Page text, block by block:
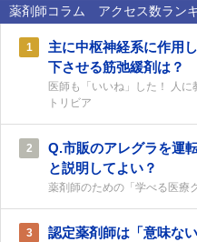
薬剤師コラム アクセス数ラン
1
主に中枢神経系に作用
下させる筋弛緩剤は？
医師も「いいね」した！ 人
トリビア
2
Q.市販のアレグラを運
と説明してよい？
薬剤師のための「学べる医療
3
認定薬剤師は「意味な